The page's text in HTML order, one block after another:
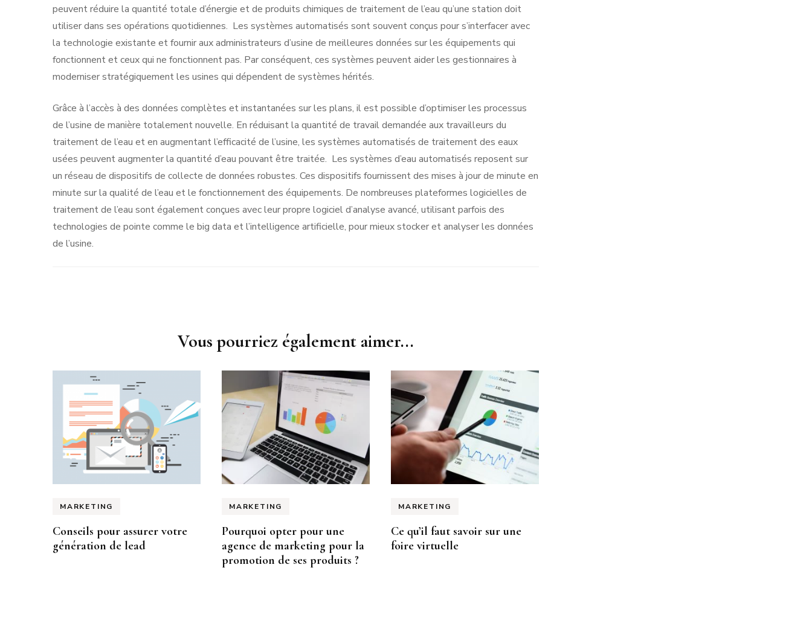
peuvent réduire la quantité totale d’énergie et de produits chimiques de traitement de l’eau qu’une station doit
utiliser dans ses opérations quotidiennes. Les systèmes automatisés sont souvent conçus pour s’interfacer avec
la technologie existante et fournir aux administrateurs d’usine de meilleures données sur les équipements qui
fonctionnent et ceux qui ne fonctionnent pas. Par conséquent, ces systèmes peuvent aider les gestionnaires à
moderniser stratégiquement les usines qui dépendent de systèmes hérités.
Grâce à l’accès à des données complètes et instantanées sur les plans, il est possible d’optimiser les processus
de l’usine de manière totalement nouvelle. En réduisant la quantité de travail demandée aux travailleurs du
traitement de l’eau et en augmentant l’efficacité de l’usine, les systèmes automatisés de traitement des eaux
usées peuvent augmenter la quantité d’eau pouvant être traitée. Les systèmes d’eau automatisés reposent sur
un réseau de dispositifs de collecte de données robustes. Ces dispositifs fournissent des mises à jour de minute en
minute sur la qualité de l’eau et le fonctionnement des équipements. De nombreuses plateformes logicielles de
traitement de l’eau sont également conçues avec leur propre logiciel d’analyse avancé, utilisant parfois des
technologies de pointe comme le big data et l’intelligence artificielle, pour mieux stocker et analyser les données
de l’usine.
Vous pourriez également aimer...
MARKETING
Conseils pour assurer votre
génération de lead
MARKETING
Pourquoi opter pour une
agence de marketing pour la
promotion de ses produits ?
MARKETING
Ce qu’il faut savoir sur une
foire virtuelle